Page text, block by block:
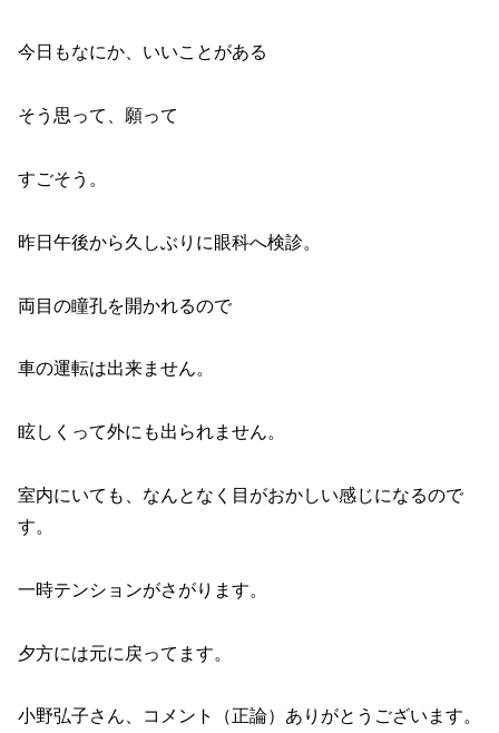
今日もなにか、いいことがある
そう思って、願って
すごそう。
昨日午後から久しぶりに眼科へ検診。
両目の瞳孔を開かれるので
車の運転は出来ません。
眩しくって外にも出られません。
室内にいても、なんとなく目がおかしい感じになるので
す。
一時テンションがさがります。
夕方には元に戻ってます。
小野弘子さん、コメント（正論）ありがとうございます。